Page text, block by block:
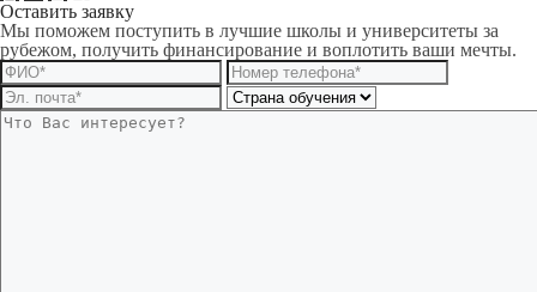
Оставить заявку
Мы поможем поступить в лучшие школы и университеты за
рубежом, получить финансирование и воплотить ваши мечты.